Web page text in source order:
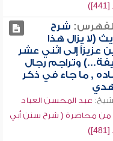
شرح
(لا يزال هذا
عزيزاً إلى اثني عشر
وتراجم رجال
, ما جاء في ذكر
عبد المحسن العباد
من محاضرة ( شرح سنن أبي